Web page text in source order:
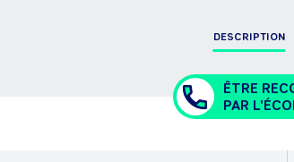
DESCRIPTION
ÊTRE
PAR